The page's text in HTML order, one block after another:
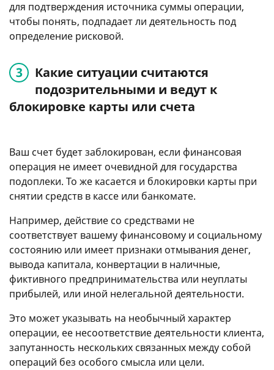
для подтверждения источника суммы операции,
чтобы понять, подпадает ли деятельность под
определение рисковой.
Какие ситуации считаются
подозрительными и ведут к
блокировке карты или счета
Ваш счет будет заблокирован, если финансовая
операция не имеет очевидной для государства
подоплеки. То же касается и блокировки карты при
снятии средств в кассе или банкомате.
Например, действие со средствами не
соответствует вашему финансовому и социальному
состоянию или имеет признаки отмывания денег,
вывода капитала, конвертации в наличные,
фиктивного предпринимательства или неуплаты
прибылей, или иной нелегальной деятельности.
Это может указывать на необычный характер
операции, ее несоответствие деятельности клиента,
запутанность нескольких связанных между собой
операций без особого смысла или цели.